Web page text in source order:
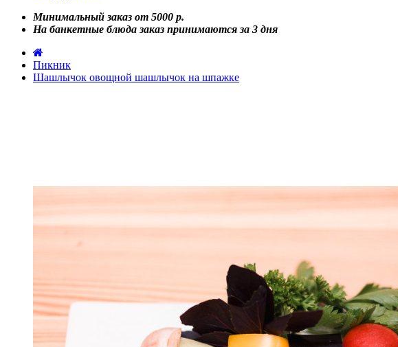
Минимальный заказ от 5000 р.
На банкетные блюда заказ принимаются за 3 дня
Пикник
Шашлычок овощной шашлычок на шпажке